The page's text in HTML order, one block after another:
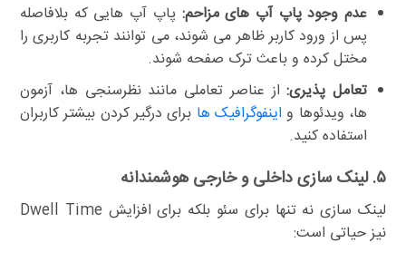
عدم وجود پاپ آپ های مزاحم: پاپ آپ هایی که بلافاصله
پس از ورود کاربر ظاهر می شوند، می توانند تجربه کاربری را
مختل کرده و باعث ترک صفحه شوند.
تعامل پذیری:از عناصر تعاملی مانند نظرسنجی ها، آزمون
ها، ویدئوها و اینفوگرافیک ها برای درگیر کردن بیشتر کاربران
استفاده کنید.
۵. لینک سازی داخلی و خارجی هوشمندانه
لینک سازی نه تنها برای سئو بلکه برای افزایش Dwell Time
نیز حیاتی است: